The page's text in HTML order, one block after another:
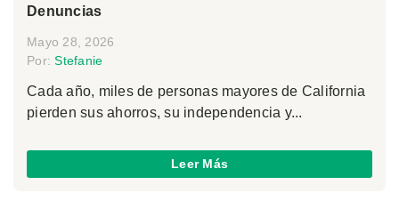
Denuncias
Mayo 28, 2026
Por:Stefanie
Cada año, miles de personas mayores de California
pierden sus ahorros, su independencia y...
Leer Más